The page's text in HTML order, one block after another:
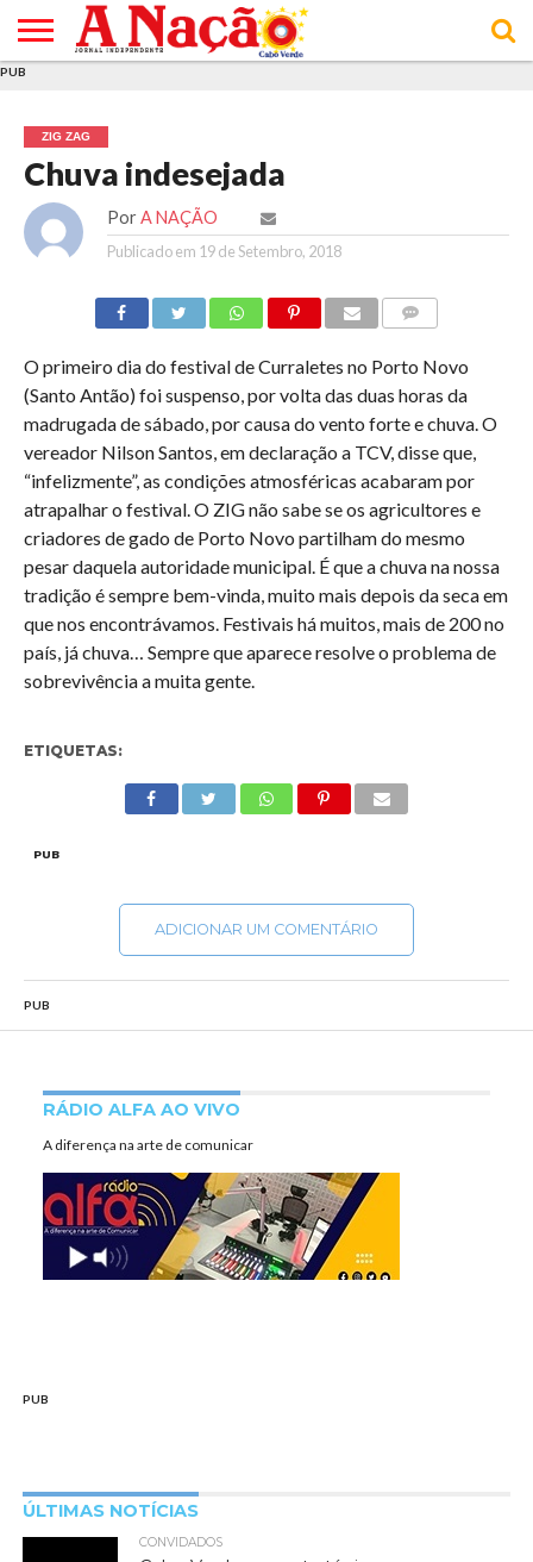
E DE
COOKIES
DE
UTILIZAÇÃO
PUB
ZIG ZAG
Chuva indesejada
Por A NAÇÃO
Publicado em 19 de Setembro, 2018
O primeiro dia do festival de Curraletes no Porto Novo
(Santo Antão) foi suspenso, por volta das duas horas da
madrugada de sábado, por causa do vento forte e chuva. O
vereador Nilson Santos, em declaração a TCV, disse que,
“infelizmente”, as condições atmosféricas acabaram por
atrapalhar o festival. O ZIG não sabe se os agricultores e
criadores de gado de Porto Novo partilham do mesmo
pesar daquela autoridade municipal. É que a chuva na nossa
tradição é sempre bem-vinda, muito mais depois da seca em
que nos encontrávamos. Festivais há muitos, mais de 200 no
país, já chuva… Sempre que aparece resolve o problema de
sobrevivência a muita gente.
ETIQUETAS:
PUB
ADICIONAR UM COMENTÁRIO
PUB
RÁDIO ALFA AO VIVO
A diferença na arte de comunicar
PUB
ÚLTIMAS NOTÍCIAS
CONVIDADOS